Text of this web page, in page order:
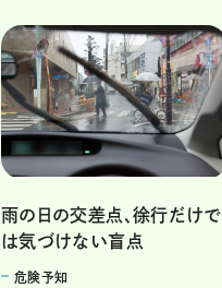
雨の日の交差点、徐行だけで
は気づけない盲点
危険予知